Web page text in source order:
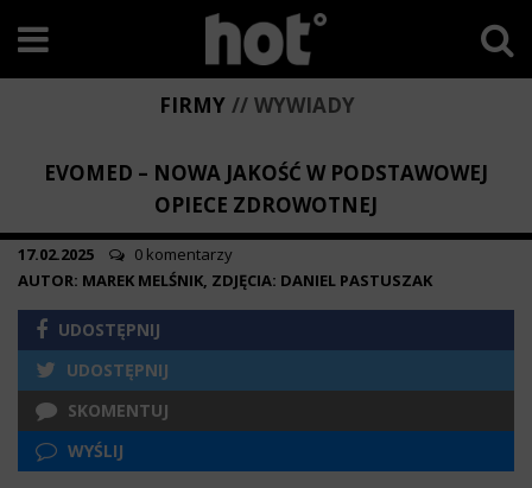
FIRMY WYWIADY
EVOMED – NOWA JAKOŚĆ W PODSTAWOWEJ
OPIECE ZDROWOTNEJ
17.02.2025
0 komentarzy
AUTOR: MAREK MELŚNIK, ZDJĘCIA: DANIEL PASTUSZAK
UDOSTĘPNIJ
UDOSTĘPNIJ
SKOMENTUJ
WYŚLIJ